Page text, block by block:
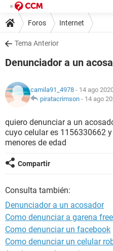
Foros Internet
Tema Anterior
Denunciador a un
camila91_4978 - 14 ago
piratacrimson - 14 ago
quiero denunciar a un
cuyo celular es 1156330662
menores de edad
Compartir
Consulta también:
Denunciador a un acosador
Como denunciar a garena
Como denunciar un facebook
Como denunciar un celular